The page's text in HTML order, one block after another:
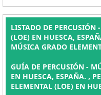
LISTADO DE PERCUSIÓN
(LOE) EN HUESCA,
MÚSICA GRADO
GUÍA DE PERCUSIÓN -
EN HUESCA, ESPAÑA. ,
ELEMENTAL (LOE) EN